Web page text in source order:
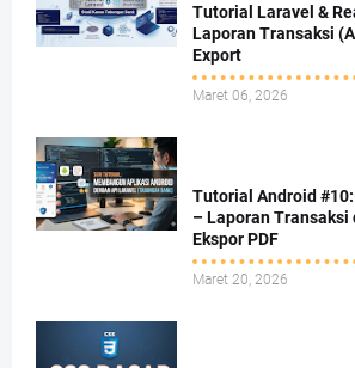
Tutorial Laravel &
Laporan Transaksi
Export
Maret 06, 2026
Tutorial Android
– Laporan
Ekspor PDF
Maret 20, 2026